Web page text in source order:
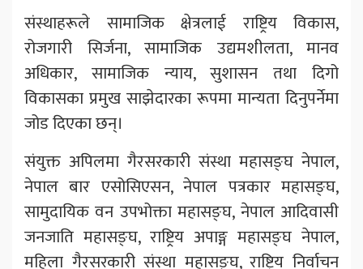
संस्थाहरूले सामाजिक क्षेत्रलाई राष्ट्रिय विकास,
रोजगारी सिर्जना, सामाजिक उद्यमशीलता, मानव
अधिकार, सामाजिक न्याय, सुशासन तथा दिगो
विकासका प्रमुख साझेदारका रूपमा मान्यता दिनुपर्नेमा
जोड दिएका छन्।
संयुक्त अपिलमा गैरसरकारी संस्था महासङ्घ नेपाल,
नेपाल बार एसोसिएसन, नेपाल पत्रकार महासङ्घ,
सामुदायिक वन उपभोक्ता महासङ्घ, नेपाल आदिवासी
जनजाति महासङ्घ, राष्ट्रिय अपाङ्ग महासङ्घ नेपाल,
महिला गैरसरकारी संस्था महासङ्घ, राष्ट्रिय निर्वाचन